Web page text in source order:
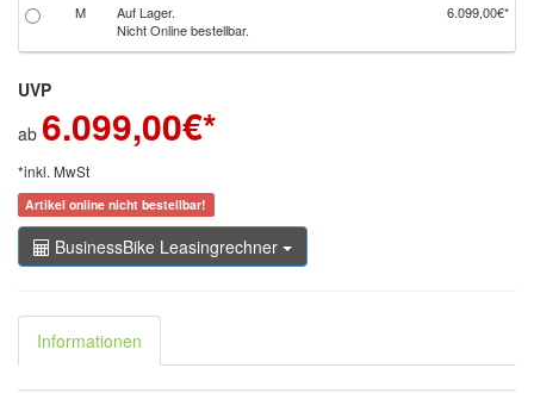
M
Auf Lager.
Nicht Online bestellbar.
6.099,00€*
UVP
ab 6.099,00€*
*inkl. MwSt
Artikel online nicht bestellbar!
BusinessBike Leasingrechner
Informationen